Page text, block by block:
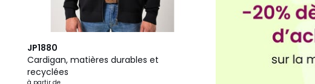
JP1880
Cardigan, matières durables et
recyclées
5
/
5
3
Couleurs